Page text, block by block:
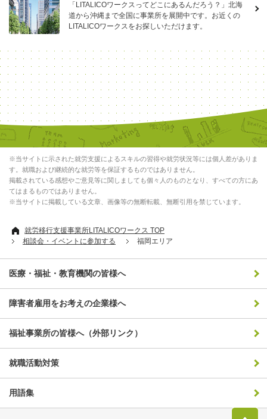
「LITALICOワークスってどこにあるんだろう？」北海
道から沖縄まで全国に事業所を展開中です。お近くの
LITALICOワークスをお探しいただけます。
※当サイトに示された就労支援によるスキルの習得や就労状況等には個人差がありま
す。就職および継続的な就労等を保証するものではありません。
掲載されている感想やご意見等に関しましても個々人のものとなり、すべての方にあ
てはまるものではありません。
※当サイトに掲載している文章、画像等の無断転載、無断引用を禁じています。
就労移行支援事業所LITALICOワークス TOP
相談会・イベントに参加する
福岡エリア
医療・福祉・教育機関の皆様へ
障害者雇用をお考えの企業様へ
福祉事業所の皆様へ（外部リンク）
就職活動対策
用語集